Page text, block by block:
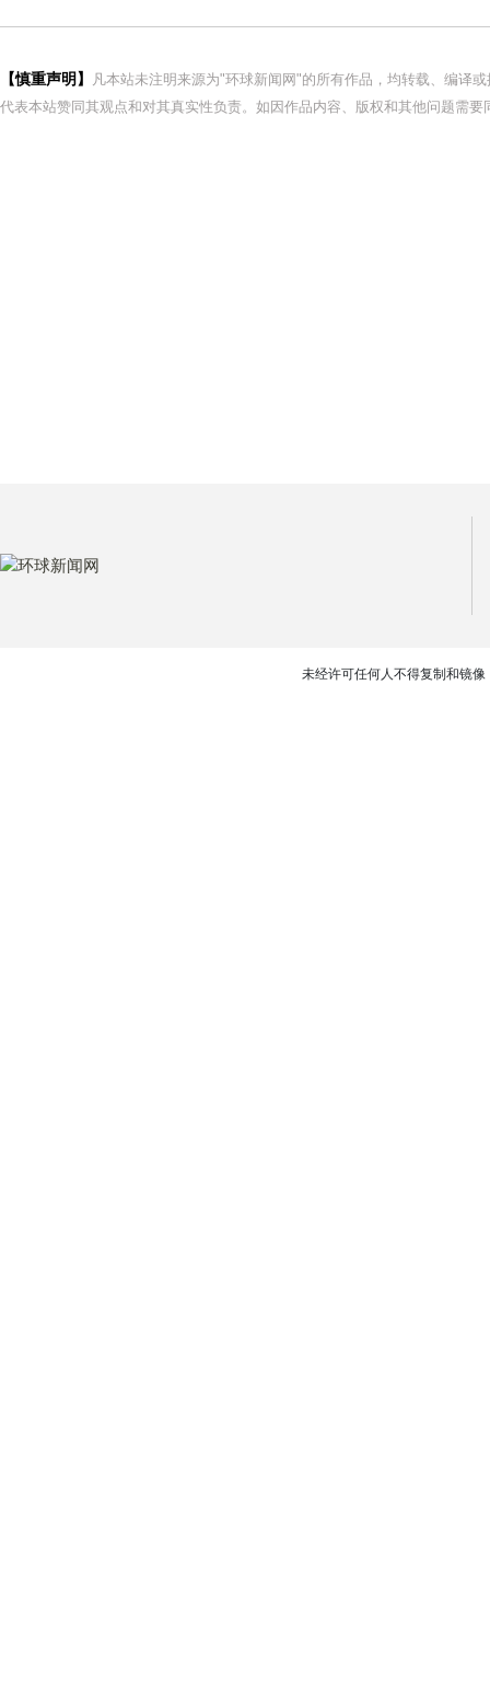
【慎重声明】
凡本站未注明来源为"环球新闻网"的所有作品，均转载、编译
代表本站赞同其观点和对其真实性负责。如因作品内容、版权和其他问题需
未经许可任何人不得复制和镜